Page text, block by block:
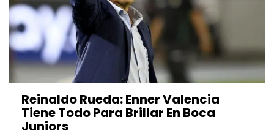
Reinaldo Rueda: Enner Valencia
Tiene Todo Para Brillar En Boca
Juniors